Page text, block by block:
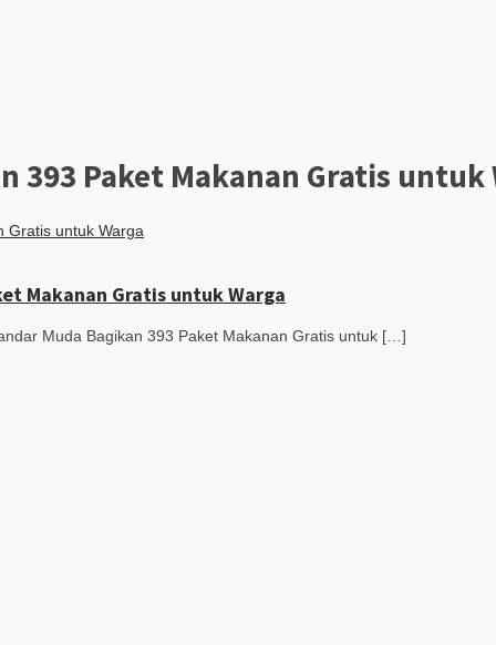
393 Paket Makanan Gratis untuk
Makanan Gratis untuk Warga
Muda Bagikan 393 Paket Makanan Gratis untuk […]